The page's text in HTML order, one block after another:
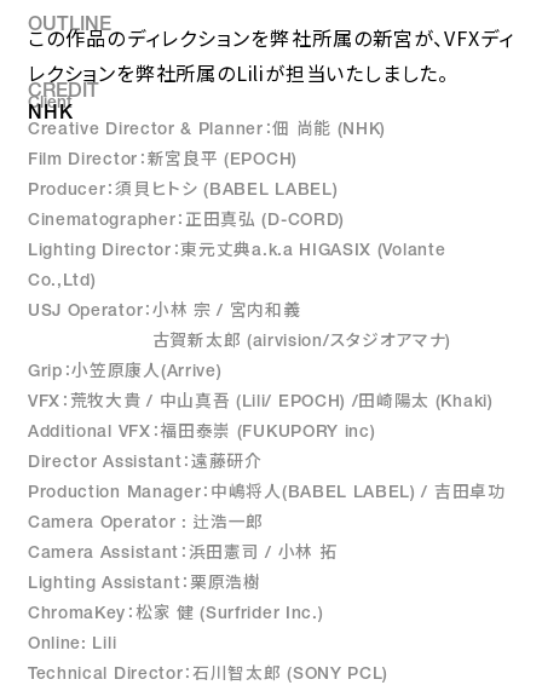
OUTLINE
この作品のディレクションを弊社所属の新宮が、VFXディ
レクションを弊社所属のLiliが担当いたしました。
CREDIT
Client
NHK
Creative Director & Planner：佃 尚能 (NHK)
Film Director：新宮良平 (EPOCH)
Producer：須貝ヒトシ (BABEL LABEL)
Cinematographer：正田真弘 (D-CORD)
Lighting Director：東元丈典a.k.a HIGASIX (Volante
Co.,Ltd)
USJ Operator：小林 宗 / 宮内和義
古賀新太郎 (airvision/スタジオアマナ)
Grip：小笠原康人(Arrive)
VFX：荒牧大貴 / 中山真吾 (Lili/ EPOCH) /田崎陽太 (Khaki)
Additional VFX：福田泰崇 (FUKUPORY inc)
Director Assistant：遠藤研介
Production Manager：中嶋将人(BABEL LABEL) / 吉田卓功
Camera Operator : 辻浩一郎
Camera Assistant：浜田憲司 / 小林 拓
Lighting Assistant：栗原浩樹
ChromaKey：松家 健 (Surfrider Inc.)
Online: Lili
Technical Director：石川智太郎 (SONY PCL)